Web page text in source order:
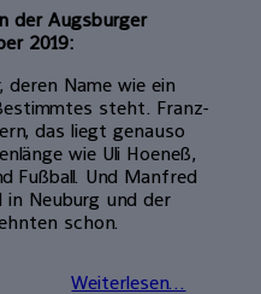
der Augsburger
2019:
Name wie ein
steht. Franz-
das liegt genauso
wie Uli Hoeneß,
Fußball. Und Manfred
in Neuburg und der
schon.
Weiterlesen...